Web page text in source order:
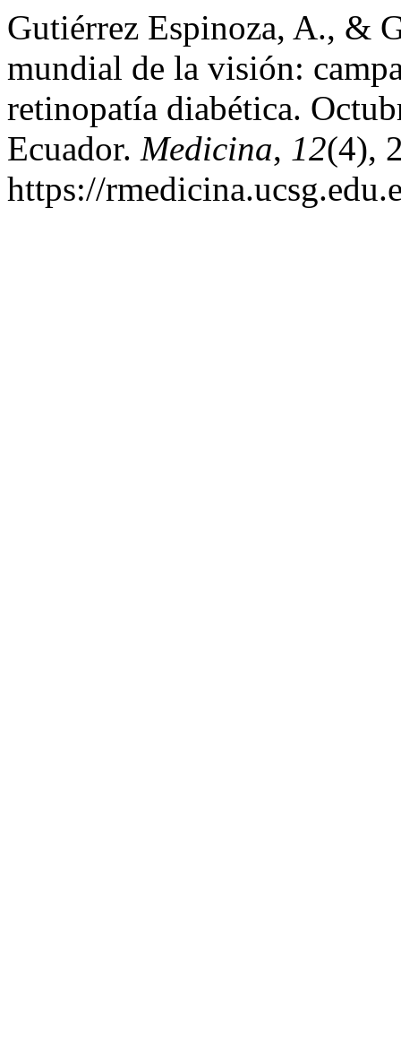
Gutiérrez Espinoza, A., &
mundial de la visión:
retinopatía diabética.
Ecuador. Medicina, 12(4),
https://